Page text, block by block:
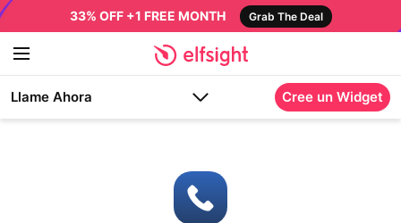
33% OFF +1 FREE MONTH Grab The Deal
Llame Ahora Cree un Widget